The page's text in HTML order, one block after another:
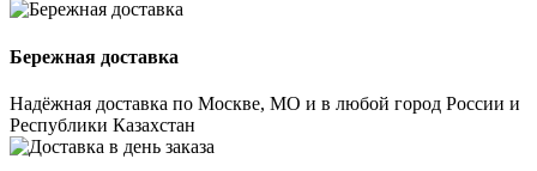
Бережная доставка
Надёжная доставка по Москве, МО и в любой город России и
Республики Казахстан